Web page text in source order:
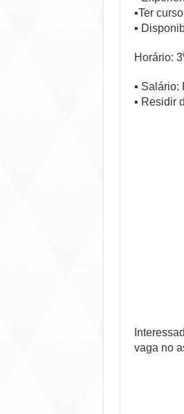
▪Ter
▪
Horário:
▪ Salário:
▪ Residir
vaga no